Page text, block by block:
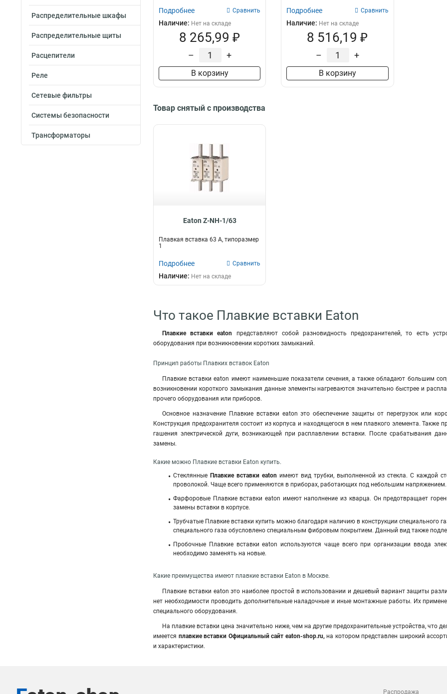
Распределительные шкафы
Распределительные щиты
Расцепители
Реле
Сетевые фильтры
Системы безопасности
Трансформаторы
Подробнее Сравнить
Наличие: Нет на складе
8 265,99 ₽
– +
В корзину
Подробнее Сравнить
Наличие: Нет на складе
8 516,19 ₽
– +
В корзину
Товар снятый с производства
Eaton Z-NH-1/63
Плавкая вставка 63 А, типоразмер
1
Подробнее Сравнить
Наличие: Нет на складе
Что такое Плавкие вставки Eaton
Плавкие вставки eaton представляют собой разновидность предохранителей, то есть
оборудования при возникновении коротких замыканий.
Принцип работы Плавких вставок Eaton
Плавкие вставки eaton имеют наименьшие показатели сечения, а также обладают большим
возникновении короткого замыкания данные элементы нагреваются значительно быстрее и
прочего оборудования или приборов.
Основное назначение Плавкие вставки eaton это обеспечение защиты от перегрузок или
Конструкция предохранителя состоит из корпуса и находящегося в нем плавкого элемента. Также
гашения электрической дуги, возникающей при расплавлении вставки. После срабатывания
замены.
Какие можно Плавкие вставки Eaton купить.
Стеклянные Плавкие вставки eaton имеют вид трубки, выполненной из стекла. С каждой
проволокой. Чаще всего применяются в приборах, работающих под небольшим
Фарфоровые Плавкие вставки eaton имеют наполнение из кварца. Он предотвращает
замены вставки в корпусе.
Трубчатые Плавкие вставки купить можно благодаря наличию в конструкции специального
специального газа обусловлено специальным фибровым покрытием. Данный вид также
Пробочные Плавкие вставки eaton используются чаще всего при организации ввода
необходимо заменять на новые.
Какие преимущества имеют плавкие вставки Eaton в Москве.
Плавкие вставки eaton это наиболее простой в использовании и дешевый вариант защиты
нет необходимости проводить дополнительные наладочные и иные монтажные работы. Их
специального оборудования.
На плавкие вставки цена значительно ниже, чем на другие предохранительные устройства, что
имеется плавкие вставки Официальный сайт eaton-shop.ru,на котором представлен широкий
и характеристики.
Распродажа